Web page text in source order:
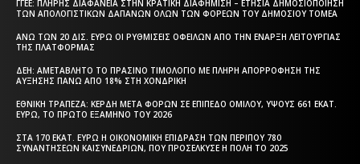
ΓΓΕΕ: ΠΛΉΡΗΣ ΔΙΑΦΆΝΕΙΑ ΣΤΗΝ ΚΡΑΤΙΚΉ ΔΙΑΦΉΜΙΣΗ – EΤΉΣΙΑ ΔΗΜΟΣΙΟΠΟΊΗΣΗ
ΤΩΝ ΑΠΟΛΟΓΙΣΤΙΚΏΝ ΔΑΠΑΝΏΝ ΌΛΩΝ ΤΩΝ ΦΟΡΈΩΝ ΤΟΥ ΔΗΜΟΣΊΟΥ ΤΟΜΈΑ
ΆΝΩ ΤΩΝ 20 ΔΙΣ. ΕΥΡΏ ΟΙ ΡΥΘΜΊΣΕΙΣ ΟΦΕΙΛΏΝ ΑΠΌ ΤΗΝ ΈΝΑΡΞΗ ΛΕΙΤΟΥΡΓΊΑΣ
ΤΗΣ ΠΛΑΤΦΌΡΜΑΣ
ΔΕΗ: ΑΜΕΤΆΒΛΗΤΟ ΤΟ ΠΡΆΣΙΝΟ ΤΙΜΟΛΌΓΙΟ ΜΕ ΠΛΉΡΗ ΑΠΟΡΡΌΦΗΣΗ ΤΗΣ
ΑΎΞΗΣΗΣ ΠΆΝΩ ΑΠΌ 18% ΣΤΗ ΧΟΝΔΡΙΚΉ
ΕΘΝΙΚΉ ΤΡΆΠΕΖΑ: ΚΈΡΔΗ ΜΕΤΆ ΦΌΡΩΝ ΣΕ ΕΠΊΠΕΔΟ ΟΜΊΛΟΥ, ΎΨΟΥΣ 661 ΕΚΑΤ.
ΕΥΡΏ, ΤΟ ΠΡΏΤΟ ΕΞΆΜΗΝΟ ΤΟΥ 2026
ΣΤΑ 170 ΕΚΑΤ. ΕΥΡΏ Η ΟΙΚΟΝΟΜΙΚΉ ΕΠΊΔΡΑΣΗ ΤΩΝ ΠΕΡΊΠΟΥ 780
ΣΥΝΑΝΤΉΣΕΩΝ ΚΑΙΣΥΝΕΔΡΊΩΝ, ΠΟΥ ΠΡΟΣΈΛΚΥΣΕ Η ΠΌΛΗ ΤΟ 2025